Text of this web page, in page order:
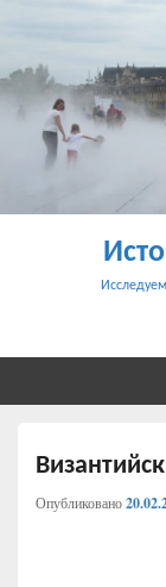
Опубликовано